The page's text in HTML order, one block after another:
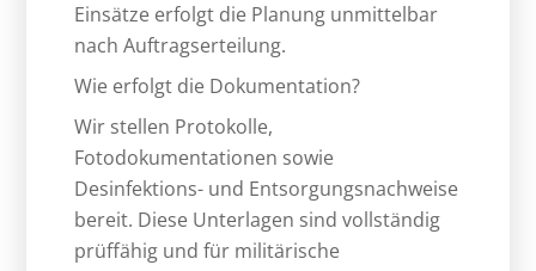
Einsätze erfolgt die Planung unmittelbar
nach Auftragserteilung.
Wie erfolgt die Dokumentation?
Wir stellen Protokolle,
Fotodokumentationen sowie
Desinfektions- und Entsorgungsnachweise
bereit. Diese Unterlagen sind vollständig
prüffähig und für militärische